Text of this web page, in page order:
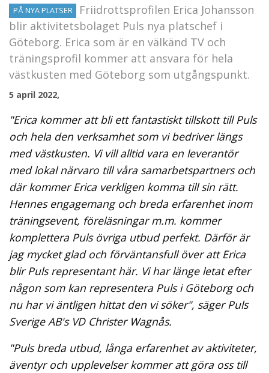
PÅ NYA PLATSER
Friidrottsprofilen Erica Johansson
blir aktivitetsbolaget Puls nya platschef i
Göteborg. Erica som är en välkänd TV och
träningsprofil kommer att ansvara för hela
västkusten med Göteborg som utgångspunkt.
5 april 2022,
"Erica kommer att bli ett fantastiskt tillskott till Puls
och hela den verksamhet som vi bedriver längs
med västkusten. Vi vill alltid vara en leverantör
med lokal närvaro till våra samarbetspartners och
där kommerErica verkligen komma till sin rätt.
Hennes engagemang och breda erfarenhet inom
träningsevent, föreläsningar m.m. kommer
komplettera Puls övriga utbud perfekt. Därför är
jag mycket glad och förväntansfull över att Erica
blir Puls representant här. Vi har länge letat efter
någon som kan representera Puls i Göteborg och
nu har vi äntligen hittat den vi söker", säger Puls
Sverige AB's VD Christer Wagnås.
"Puls breda utbud, långa erfarenhet av aktiviteter,
äventyr och upplevelser kommer att göra oss till